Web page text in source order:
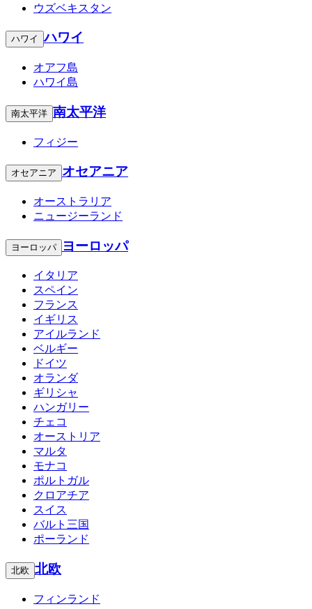
ウズベキスタン
ハワイ ハワイ
オアフ島
ハワイ島
南太平洋 南太平洋
フィジー
オセアニア オセアニア
オーストラリア
ニュージーランド
ヨーロッパ ヨーロッパ
イタリア
スペイン
フランス
イギリス
アイルランド
ベルギー
ドイツ
オランダ
ギリシャ
ハンガリー
チェコ
オーストリア
マルタ
モナコ
ポルトガル
クロアチア
スイス
バルト三国
ポーランド
北欧 北欧
フィンランド